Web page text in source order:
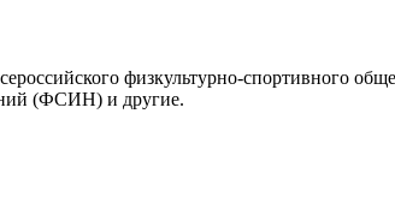
физкультурно-спортивного
(ФСИН) и другие.